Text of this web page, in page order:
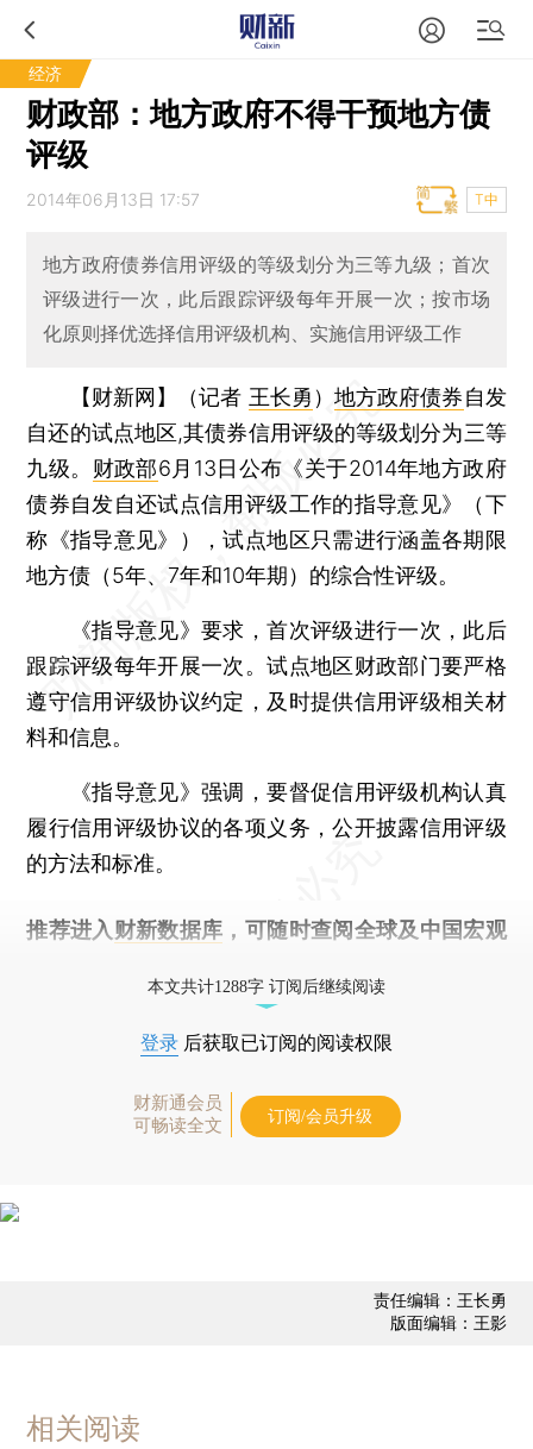
经济
财政部：地方政府不得干预地方债
评级
2014年06月13日 17:57 T中
地方政府债券信用评级的等级划分为三等九级；首次
评级进行一次，此后跟踪评级每年开展一次；按市场
化原则择优选择信用评级机构、实施信用评级工作
【财新网】（记者 王长勇 ） 地方政府债券自发
自还的试点地区,其债券信用评级的等级划分为三等
九级。 财政部6月13日公布《关于2014年地方政府
债券自发自还试点信用评级工作的指导意见》（下
称《指导意见》），试点地区只需进行涵盖各期限
地方债（5年、7年和10年期）的综合性评级。
《指导意见》要求，首次评级进行一次，此后
跟踪评级每年开展一次。试点地区财政部门要严格
遵守信用评级协议约定，及时提供信用评级相关材
料和信息。
《指导意见》强调，要督促信用评级机构认真
履行信用评级协议的各项义务，公开披露信用评级
的方法和标准。
推荐进入 财新数据库 ，可随时查阅全球及中国宏观
本文共计1288字 订阅后继续阅读
登录 后获取已订阅的阅读权限
财新通会员
可畅读全文
订阅/会员升级
责任编辑：王长勇
版面编辑：王影
相关阅读